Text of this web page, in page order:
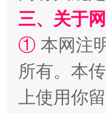
三、关于
① 本网注
所有。本
上使用你